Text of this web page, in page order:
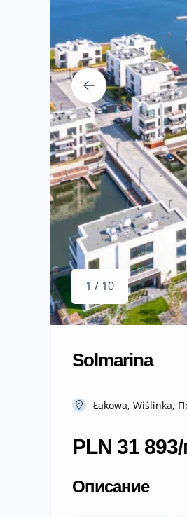
1 / 10
Solmarina
Łąkowa, Wiślinka,
PLN 31 893/
Описание